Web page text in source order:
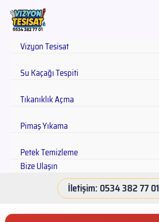
Vizyon Tesisat
Su Kaçağı Tespiti
Tıkanıklık Açma
Pimaş Yıkama
Petek Temizleme
Bize Ulaşın
İletişim: 0534 382 77 01